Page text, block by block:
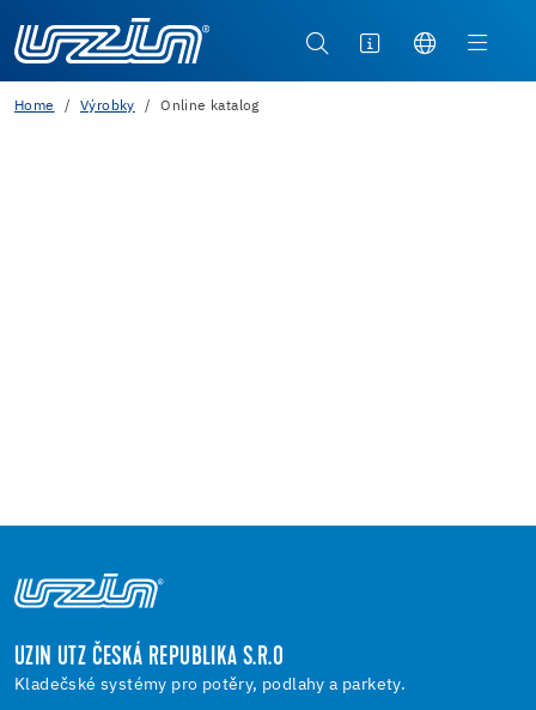
Home Výrobky Online katalog
UZIN UTZ ČESKÁ REPUBLIKA S.R.O
Kladečské systémy pro potěry, podlahy a parkety.